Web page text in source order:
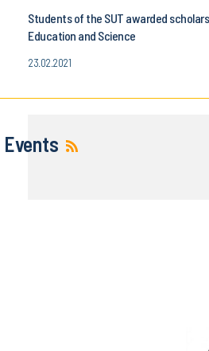
Students of the SUT awarded
Education and Science
23.02.2021
Events